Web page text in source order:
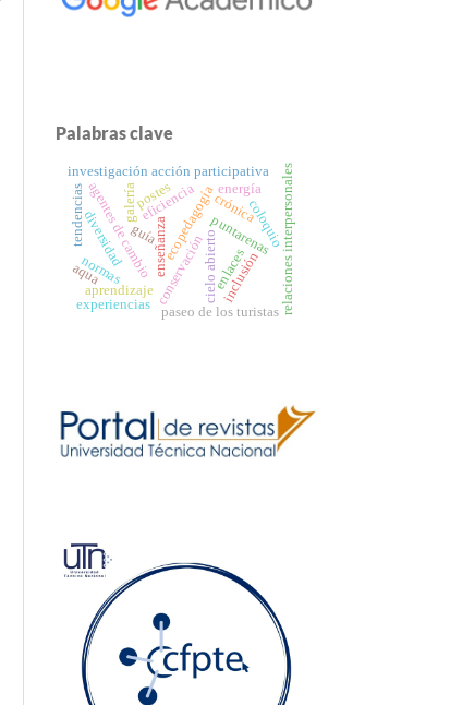
Palabras clave
galeríapostes
puntarenas
cielo abierto
paseo de los turistasrelaciones interpersonales
investigación acción participativa
agentes de cambioecopedagogía
conservación inclusión
diversidad coloquio
aprendizaje
experiencias
crónica
enseñanza
normas
tendencias energía
eficiencia
guía
aqua enlaces